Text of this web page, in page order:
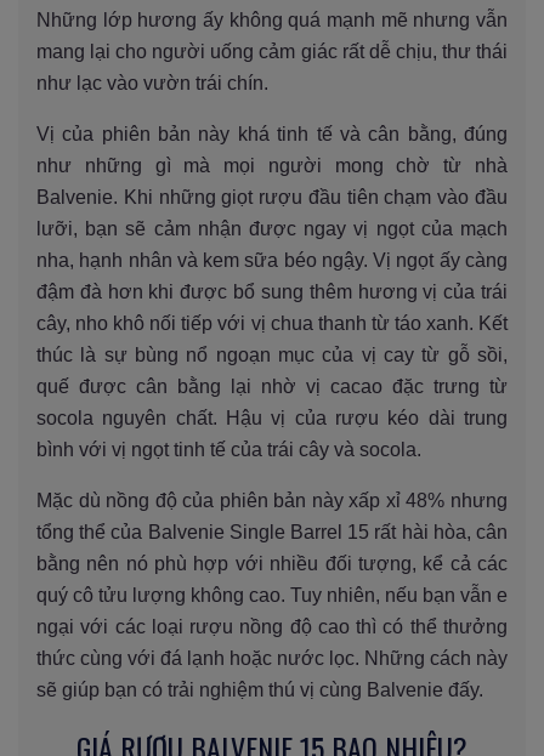
Những lớp hương ấy không quá mạnh mẽ nhưng vẫn
mang lại cho người uống cảm giác rất dễ chịu, thư thái
như lạc vào vườn trái chín.
Vị của phiên bản này khá tinh tế và cân bằng, đúng
như những gì mà mọi người mong chờ từ nhà
Balvenie. Khi những giọt rượu đầu tiên chạm vào đầu
lưỡi, bạn sẽ cảm nhận được ngay vị ngọt của mạch
nha, hạnh nhân và kem sữa béo ngậy. Vị ngọt ấy càng
đậm đà hơn khi được bổ sung thêm hương vị của trái
cây, nho khô nối tiếp với vị chua thanh từ táo xanh. Kết
thúc là sự bùng nổ ngoạn mục của vị cay từ gỗ sồi,
quế được cân bằng lại nhờ vị cacao đặc trưng từ
socola nguyên chất. Hậu vị của rượu kéo dài trung
bình với vị ngọt tinh tế của trái cây và socola.
Mặc dù nồng độ của phiên bản này xấp xỉ 48% nhưng
tổng thể của Balvenie Single Barrel 15 rất hài hòa, cân
bằng nên nó phù hợp với nhiều đối tượng, kể cả các
quý cô tửu lượng không cao. Tuy nhiên, nếu bạn vẫn e
ngại với các loại rượu nồng độ cao thì có thể thưởng
thức cùng với đá lạnh hoặc nước lọc. Những cách này
sẽ giúp bạn có trải nghiệm thú vị cùng Balvenie đấy.
GIÁ RƯỢU BALVENIE 15 BAO NHIÊU?